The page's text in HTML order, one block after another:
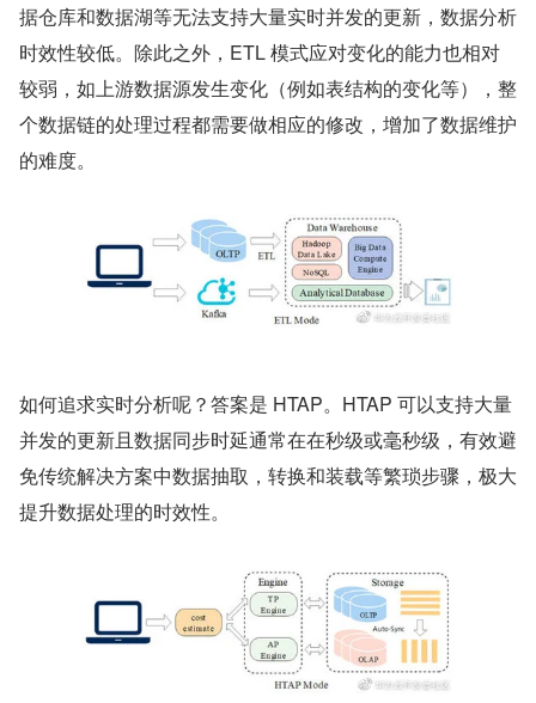
据仓库和数据湖等无法支持大量实时并发的更新，数据分析
时效性较低。除此之外，ETL 模式应对变化的能力也相对
较弱，如上游数据源发生变化（例如表结构的变化等），整
个数据链的处理过程都需要做相应的修改，增加了数据维护
的难度。
​如何追求实时分析呢？答案是 HTAP。HTAP 可以支持大量
并发的更新且数据同步时延通常在在秒级或毫秒级，有效避
免传统解决方案中数据抽取，转换和装载等繁琐步骤，极大
提升数据处理的时效性。